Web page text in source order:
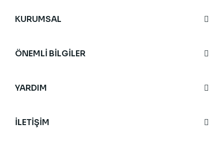
KURUMSAL
ÖNEMLİ BİLGİLER
YARDIM
İLETİŞİM